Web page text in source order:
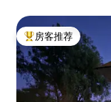
热门「房客推荐」
房客推荐